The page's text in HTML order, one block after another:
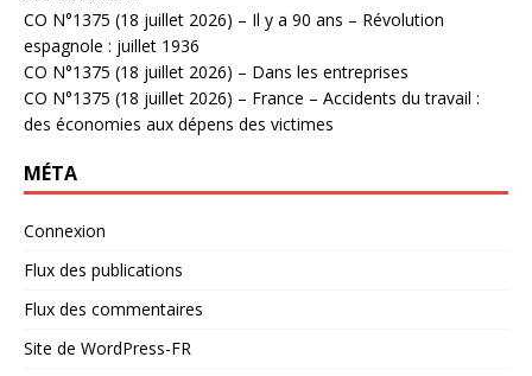
CO N°1375 (18 juillet 2026) – Il y a 90 ans – Révolution
espagnole : juillet 1936
CO N°1375 (18 juillet 2026) – Dans les entreprises
CO N°1375 (18 juillet 2026) – France – Accidents du travail :
des économies aux dépens des victimes
MÉTA
Connexion
Flux des publications
Flux des commentaires
Site de WordPress-FR